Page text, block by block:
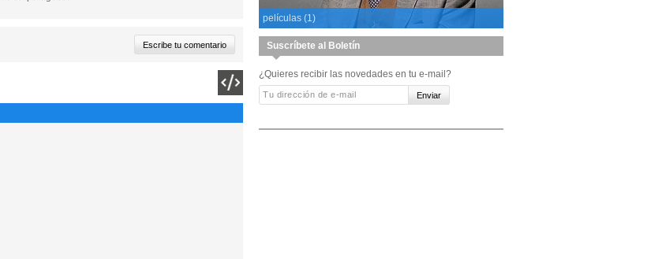
películas (1)
Suscríbete al Boletín
¿Quieres recibir las novedades en tu e-mail?